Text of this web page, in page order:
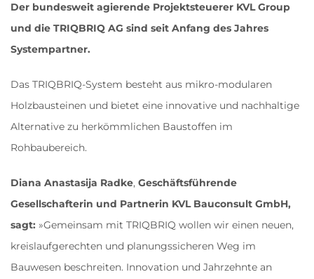
Der bundesweit agierende Projektsteuerer KVL Group
und die TRIQBRIQ AG sind seit Anfang des Jahres
Systempartner.
Das TRIQBRIQ-System besteht aus mikro-modularen
Holzbausteinen und bietet eine innovative und nachhaltige
Alternative zu herkömmlichen Baustoffen im
Rohbaubereich.
Diana Anastasija Radke, Geschäftsführende
Gesellschafterin und Partnerin KVL Bauconsult GmbH,
sagt: »Gemeinsam mit TRIQBRIQ wollen wir einen neuen,
kreislaufgerechten und planungssicheren Weg im
Bauwesen beschreiten. Innovation und Jahrzehnte an